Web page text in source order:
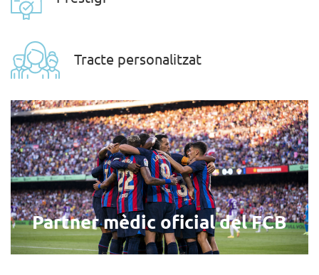
Tracte personalitzat
Partner mèdic oficial del FCB